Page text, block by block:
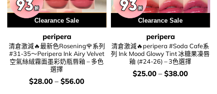
用優惠劵 再減5%
Clearance Sale
peripera
清倉激減🔥最新色Rosening🌹系列
#31-35～Peripera Ink Airy Velvet
空氣絲絨霧面墨彩奶瓶唇釉 – 多色
選擇
價
錢：
$28.00 – $56.00
Clearance Sale
peripera
清倉激減🔥peripera #Soda Cafe系
列 Ink Mood Glowy Tint 冰糖果凍唇
釉 (#24-26) – 3色選擇
價
錢：
$25.00 – $38.00